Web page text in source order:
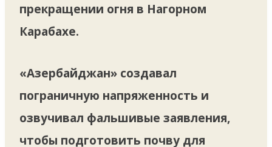
прекращении огня в Нагорном
Карабахе.
«Азербайджан» создавал
пограничную напряженность и
озвучивал фальшивые заявления,
чтобы подготовить почву для